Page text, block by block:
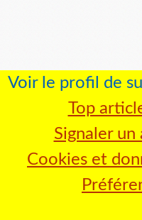
Voir le profil de
Top
Signaler un
Cookies et